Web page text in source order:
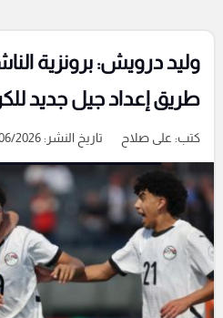
وليد درويش: برونزية
طريق إعداد جيل جديد
كتب: على صلاح تاريخ النشر: 02/06/2026